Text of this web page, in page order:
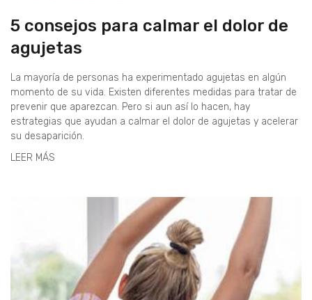
5 consejos para calmar el dolor de
agujetas
La mayoría de personas ha experimentado agujetas en algún
momento de su vida. Existen diferentes medidas para tratar de
prevenir que aparezcan. Pero si aun así lo hacen, hay
estrategias que ayudan a calmar el dolor de agujetas y acelerar
su desaparición.
LEER MÁS